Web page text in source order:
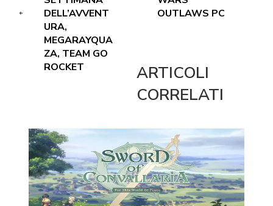
DELL’AVVENT
URA,
MEGARAYQUA
ZA, TEAM GO
ROCKET
OUTLAWS PC
ARTICOLI
CORRELATI